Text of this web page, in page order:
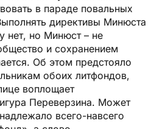
в параде повальных
директивы Минюста
нет, но Минюст – не
и сохранением
Об этом предстояло
обоих литфондов,
воплощает
Переверзина. Может
всего-навсего